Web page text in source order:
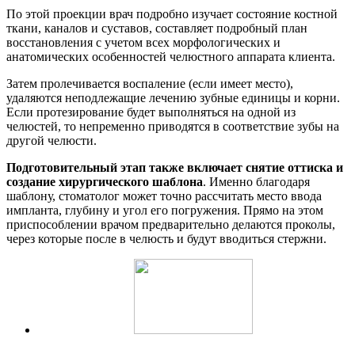
По этой проекции врач подробно изучает состояние костной
ткани, каналов и суставов, составляет подробный план
восстановления с учетом всех морфологических и
анатомических особенностей челюстного аппарата клиента.
Затем пролечивается воспаление (если имеет место),
удаляются неподлежащие лечению зубные единицы и корни.
Если протезирование будет выполняться на одной из
челюстей, то непременно приводятся в соответствие зубы на
другой челюсти.
Подготовительный этап также включает снятие оттиска и
создание хирургического шаблона. Именно благодаря
шаблону, стоматолог может точно рассчитать место ввода
импланта, глубину и угол его погружения. Прямо на этом
приспособлении врачом предварительно делаются проколы,
через которые после в челюсть и будут вводиться стержни.